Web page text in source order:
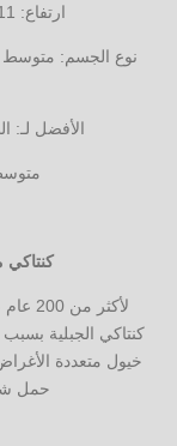
ارتفاع: 11 يد (44 بوصة) إلى 16 يد (64 بوصة)
نوع الجسم:
الأفضل لـ:
متوسط
كنتاكي
كنتاكي الجبلية
خيول متعددة
حمل